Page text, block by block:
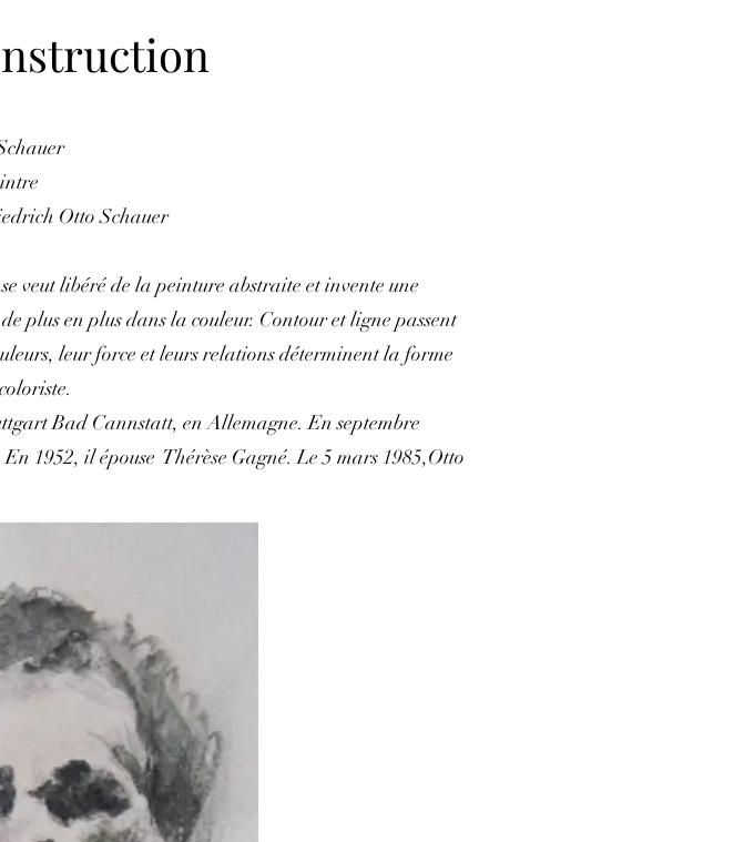
Otto Schauer
veut libéré de la peinture abstraite et invente une
plus en plus dans la couleur. Contour et ligne passent
leur force et leurs relations déterminent la forme
Bad Cannstatt, en Allemagne. En septembre
1952, il épouse Thérèse Gagné. Le 5 mars 1985,Otto